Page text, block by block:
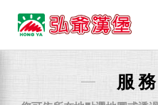
弘
爺
國
服